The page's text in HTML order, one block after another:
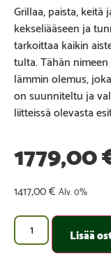
Grillaa, paista, keitä
kekseliääseen ja
tarkoittaa kaikin
tulta. Tähän
lämmin olemus,
on suunniteltu ja
liitteissä olevasta
1779,00
1417,00€ Alv. 0%
Lisää